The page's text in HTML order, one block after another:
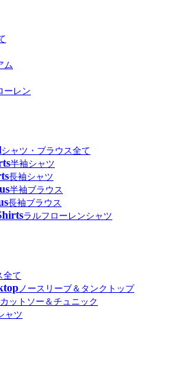
ム
ーレン
シャツ・ブラウス全て
半袖シャツ
長袖シャツ
半袖ブラウス
長袖ブラウス
ラルフローレンシャツ
全て
ノースリーブ＆タンクトップ
カットソー＆チュニック
ャツ